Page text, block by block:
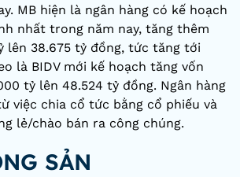
MB hiện là ngân hàng có kế hoạch
nhất trong năm nay, tăng thêm
lên 38.675 tỷ đồng, tức tăng tới
là BIDV mới kế hoạch tăng vốn
tỷ lên 48.524 tỷ đồng. Ngân hàng
việc chia cổ tức bằng cổ phiếu và
lẻ/chào bán ra công chúng.
SẢN